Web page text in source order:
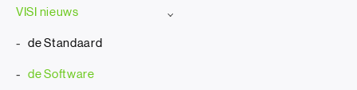
VISI nieuws
de Standaard
de Software